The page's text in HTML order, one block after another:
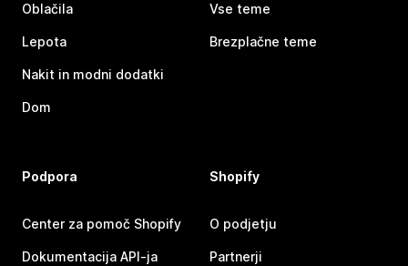
Oblačila
Lepota
Nakit in modni dodatki
Dom
Vse teme
Brezplačne teme
Podpora
Center za pomoč Shopify
Dokumentacija API-ja
Shopify
O podjetju
Partnerji